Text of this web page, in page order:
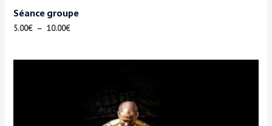
Séance groupe
5.00€ – 10.00€